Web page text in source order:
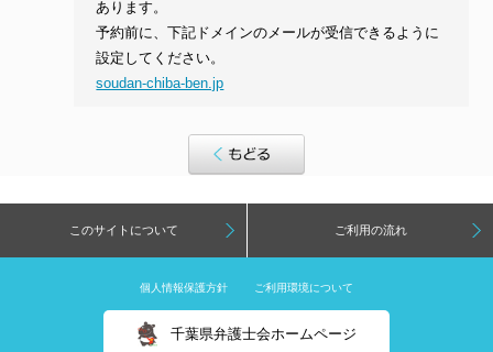
あります。
予約前に、下記ドメインのメールが受信できるように
設定してください。
soudan-chiba-ben.jp
このサイトについて ご利用の流れ
個人情報保護方針 ご利用環境について
千葉県弁護士会ホームページ